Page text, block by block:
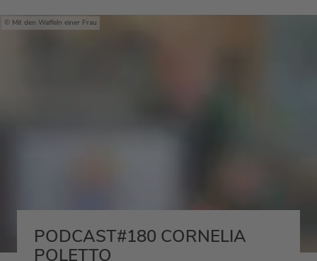
Mit den Waffeln einer Frau
PODCAST#180 CORNELIA
POLETTO